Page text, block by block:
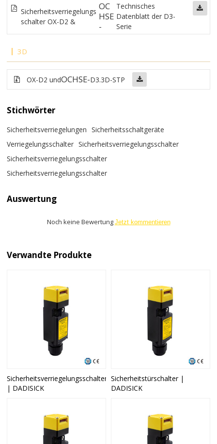
Sicherheitsverriegelungs
schalter OX-D2 &
OC
HSE
-
Technisches
Datenblatt der D3-
Serie
3D
OX-D2 undOCHSE-D3.3D-STP
Stichwörter
Sicherheitsverriegelungen
Sicherheitsschaltgeräte
Verriegelungsschalter Sicherheitsverriegelungsschalter
Sicherheitsverriegelungsschalter
Sicherheitsverriegelungsschalter
Auswertung
Noch keine Bewertung Jetzt kommentieren
Verwandte Produkte
Sicherheitsverriegelungsschalter
| DADISICK
Sicherheitstürschalter |
DADISICK